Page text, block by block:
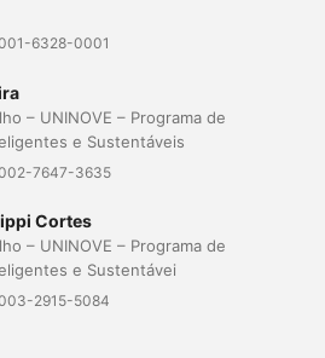
6328-0001
– UNINOVE – Programa de
e Sustentáveis
7647-3635
Cortes
– UNINOVE – Programa de
e Sustentávei
2915-5084